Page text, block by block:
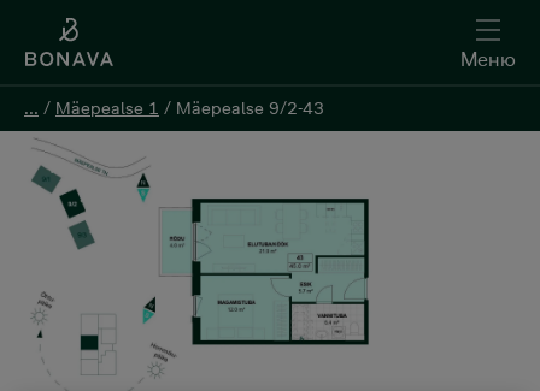
Меню
... / Mäepealse 1 / Mäepealse 9/2-43
Меню
... / Mäepealse 1 / Mäepealse 9/2-43
Oставить контактную информацию